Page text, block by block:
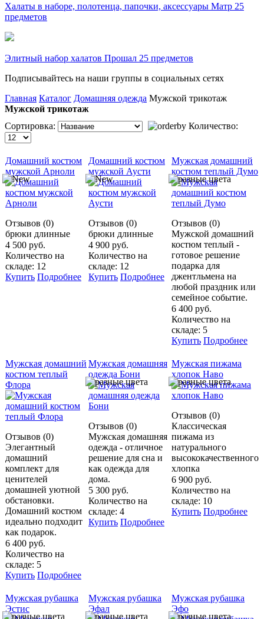
Халаты в наборе, полотенца, папочки, аксессуары Матр 25
предметов
Элитный набор халатов Прошал 25 предметов
Подписывайтесь на наши группы в социальных сетях
Главная Каталог Домашняя одежда Мужской трикотаж
Мужской трикотаж
Сортировка:
Количество:
Домашний костюм
мужской Арноли
Отзывов (0)
брюки длинные
4 500 руб.
Количество на
складе: 12
Купить Подробнее
Домашний костюм
мужской Аусти
Отзывов (0)
брюки длинные
4 900 руб.
Количество на
складе: 12
Купить Подробнее
Мужская домашний
костюм теплый Думо
Отзывов (0)
Мужской домашний
костюм теплый -
готовое решение
подарка для
джентльмена на
любой праздник или
семейное событие.
6 400 руб.
Количество на
складе: 5
Купить Подробнее
Мужская домашний
костюм теплый
Флора
Отзывов (0)
Элегантный
домашний
комплект для
ценителей
домашней уютной
обстановки.
Домашний костюм
идеально подходит
как подарок.
6 400 руб.
Количество на
складе: 5
Купить Подробнее
Мужская домашняя
одежда Бони
Отзывов (0)
Мужская домашняя
одежда - отличное
решение для сна и
как одежда для
дома.
5 300 руб.
Количество на
складе: 4
Купить Подробнее
Мужская пижама
хлопок Наво
Отзывов (0)
Классическая
пижама из
натурального
высококачественного
хлопка
6 900 руб.
Количество на
складе: 10
Купить Подробнее
Мужская рубашка
Эстис
Мужская рубашка
Эфал
Мужская рубашка
Эфо